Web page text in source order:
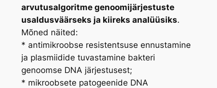
arvutusalgoritme genoomijärjestuste
usaldusväärseks ja kiireks analüüsiks.
Mõned näited:
* antimikroobse resistentsuse ennustamine
ja plasmiidide tuvastamine bakteri
genoomse DNA järjestusest;
* mikroobsete patogeenide DNA